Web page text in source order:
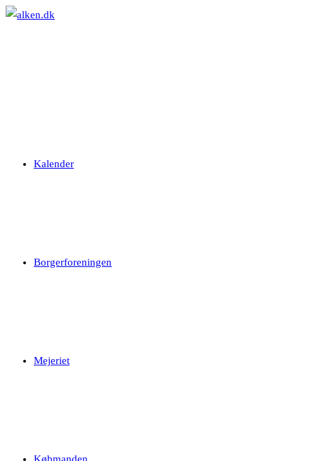
Skip
Kalender
Borgerforeningen
Mejeriet